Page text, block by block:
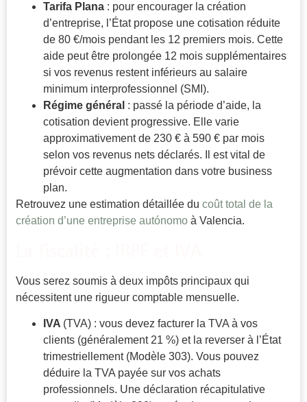
Tarifa Plana: pour encourager la création
d’entreprise, l’État propose une cotisation réduite
de 80 €/mois pendant les 12 premiers mois. Cette
aide peut être prolongée 12 mois supplémentaires
si vos revenus restent inférieurs au salaire
minimum interprofessionnel (SMI).
Régime général : passé la période d’aide, la
cotisation devient progressive. Elle varie
approximativement de 230 € à 590 € par mois
selon vos revenus nets déclarés. Il est vital de
prévoir cette augmentation dans votre business
plan.
Retrouvez une estimation détaillée du coût total de la
création d’une entreprise autónomoà Valencia.
Vous serez soumis à deux impôts principaux qui
nécessitent une rigueur comptable mensuelle.
IVA (TVA) : vous devez facturer la TVA à vos
clients (généralement 21 %) et la reverser à l’État
trimestriellement (Modèle 303). Vous pouvez
déduire la TVA payée sur vos achats
professionnels. Une déclaration récapitulative